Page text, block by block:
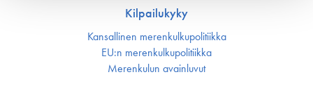
Kilpailukyky
Kansallinen merenkulku­politiikka
EU:n merenkulku­politiikka
Merenkulun avainluvut